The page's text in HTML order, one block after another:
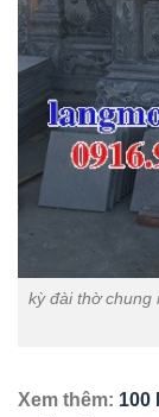
kỳ đài thờ chung
Xem thêm: 100